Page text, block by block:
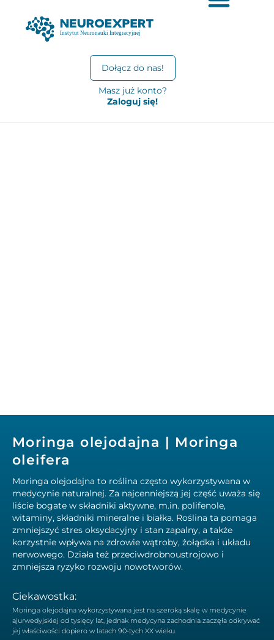
Dołącz do nas!
Masz już konto?
Zaloguj się!
Moringa olejodajna | Moringa
oleifera
Moringa olejodajna to roślina często wykorzystywana w
medycynie naturalnej. Za najcenniejszą jej część uważa się
liście bogate w składniki aktywne, m.in. polifenole,
witaminy, składniki mineralne i białka. Roślina ta pomaga
zmniejszyć stres oksydacyjny i stan zapalny, a także
korzystnie wpływa na zdrowie wątroby, żołądka i układu
nerwowego. Działa też przeciwdrobnoustrojowo i
zmniejsza ryzyko rozwoju nowotworów.
Ciekawostka:
Moringa olejodajna wykorzystywana jest na szeroką skalę w medycynie
ajurwedyjskiej od tysięcy lat, jednak medycyna zachodnia zaczęła odkrywać
jej właściwości dopiero w latach 90-tych XX wieku.